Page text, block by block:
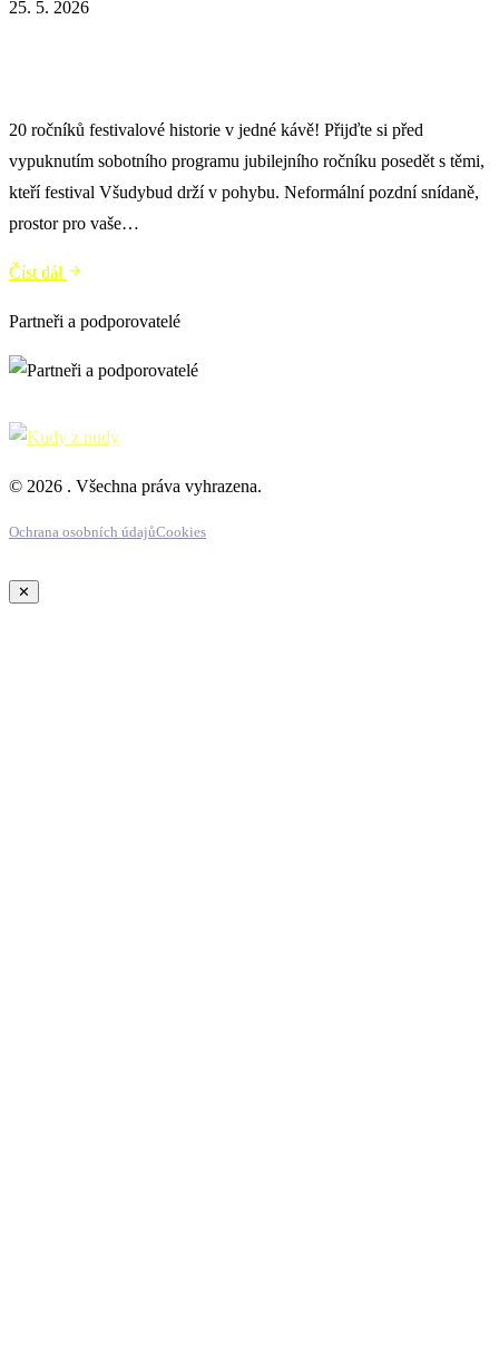
25. 5. 2026
20 ročníků festivalové historie v jedné kávě! Přijďte si před
vypuknutím sobotního programu jubilejního ročníku posedět s těmi,
kteří festival Všudybud drží v pohybu. Neformální pozdní snídaně,
prostor pro vaše…
Číst dál
Partneři a podporovatelé
© 2026 . Všechna práva vyhrazena.
Ochrana osobních údajůCookies
✕